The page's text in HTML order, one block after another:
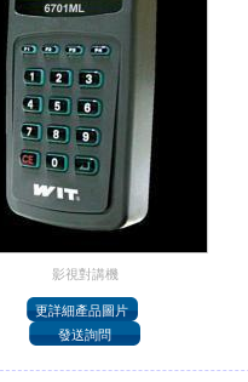
影視對講機